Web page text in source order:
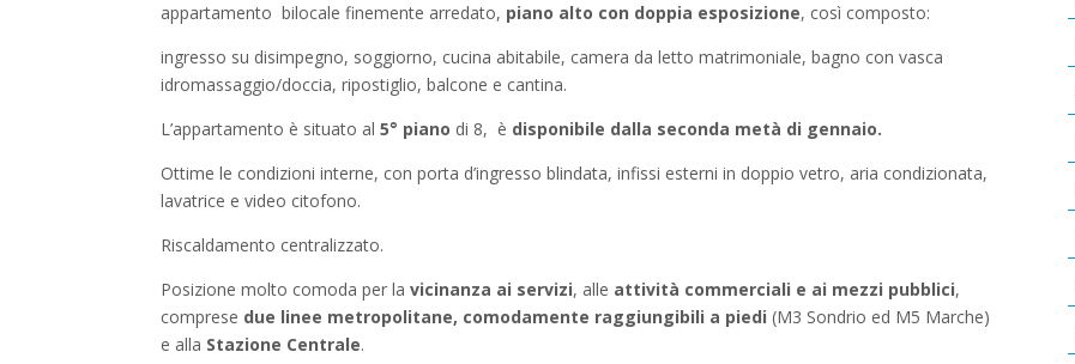
appartamento bilocale finemente arredato, piano alto con doppia esposizione, così composto:
ingresso su disimpegno, soggiorno, cucina abitabile, camera da letto matrimoniale, bagno con vasca
idromassaggio/doccia, ripostiglio, balcone e cantina.
L’appartamento è situato al5° piano di 8, è disponibile dalla seconda metà di gennaio.
Ottime le condizioni interne, con porta d’ingresso blindata, infissi esterni in doppio vetro, aria condizionata,
lavatrice e video citofono.
Riscaldamento centralizzato.
Posizione molto comoda per lavicinanza ai servizi, alle attività commerciali e ai mezzi pubblici,
comprese due linee metropolitane, comodamente raggiungibili a piedi (M3 Sondrio ed M5 Marche)
e alla Stazione Centrale.